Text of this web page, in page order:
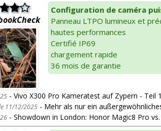
Configuration de caméra
Panneau LTPO lumineux et
hautes performances
Certifié IP69
chargement rapide
36 mois de garantie
- Vivo X300 Pro Kameratest auf Zypern - Teil
11/12/2025 - Mehr als nur ein
- Showdown in London: Honor Magic8 Pro